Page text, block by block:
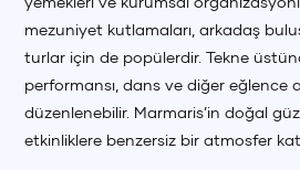
mezuniyet kutlamaları, arkadaş
turlar için de popülerdir. Tekne
performansı, dans ve diğer eğlence
düzenlenebilir. Marmaris’in doğal
etkinliklere benzersiz bir atmosfer